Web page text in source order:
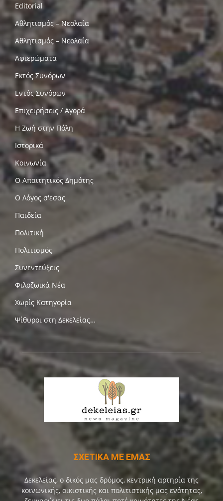
Editorial
Αθλητισμός – Νεολαία
Αθλητισμός – Νεολαία
Αφιερώματα
Εκτός Συνόρων
Εντός Συνόρων
Επιχειρήσεις / Αγορά
Η Ζωή στην Πόλη
Ιστορικά
Κοινωνία
Ο Απαιτητικός Δημότης
Ο Λόγος σ'εσας
Παιδεία
Πολιτική
Πολιτισμός
Συνεντεύξεις
Φιλοζωικά Νέα
Χωρίς Κατηγορία
Ψίθυροι στη Δεκελείας…
ΣΧΕΤΙΚΑ ΜΕ ΕΜΑΣ
Δεκελείας, ο δικός μας δρόμος, κεντρική αρτηρία της
κοινωνικής, οικιστικής και πολιτιστικής μας ενότητας,